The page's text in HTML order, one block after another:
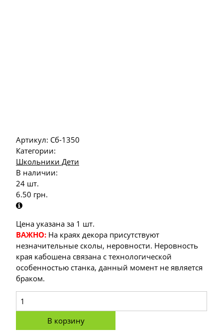
Артикул: Сб-1350
Категории:
Школьники Дети
В наличии:
24 шт.
6.50 грн.
Цена указана за 1 шт.
ВАЖНО: На краях декора присутствуют
незначительные сколы, неровности. Неровность
края кабошена связана с технологической
особенностью станка, данный момент не является
браком.
В корзину